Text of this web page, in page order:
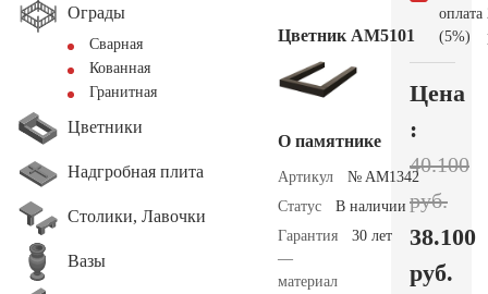
Ограды
Сварная
Кованная
Гранитная
Цветники
Надгробная плита
Столики, Лавочки
Вазы
Цветник АМ5101
О памятнике
Артикул
№ AM1342
Статус
В наличии
Гарантия
—
материал
30 лет
оплата
(5%)
Цена
:
40.100
руб.
38.100
руб.